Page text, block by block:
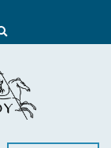
x
d
s
e
c